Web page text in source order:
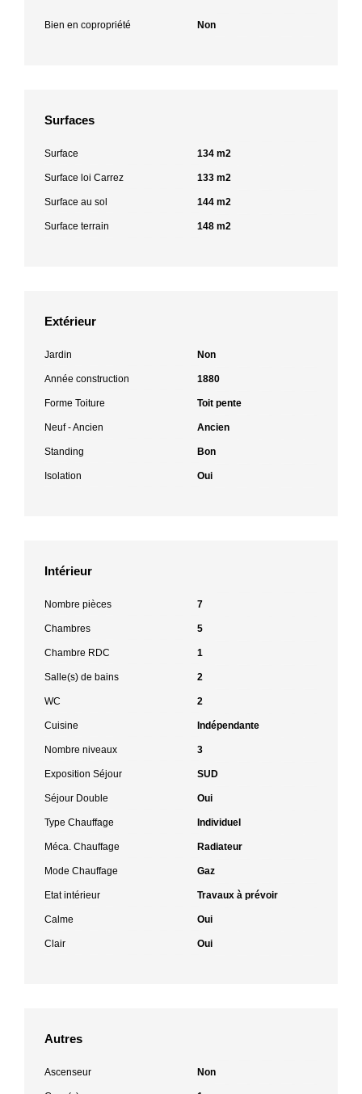
Bien en copropriété Non
Surfaces
Surface 134 m2
Surface loi Carrez 133 m2
Surface au sol 144 m2
Surface terrain 148 m2
Extérieur
Jardin Non
Année construction 1880
Forme Toiture Toit pente
Neuf - Ancien Ancien
Standing Bon
Isolation Oui
Intérieur
Nombre pièces 7
Chambres 5
Chambre RDC 1
Salle(s) de bains 2
WC 2
Cuisine Indépendante
Nombre niveaux 3
Exposition Séjour SUD
Séjour Double Oui
Type Chauffage Individuel
Méca. Chauffage Radiateur
Mode Chauffage Gaz
Etat intérieur Travaux à prévoir
Calme Oui
Clair Oui
Autres
Ascenseur Non